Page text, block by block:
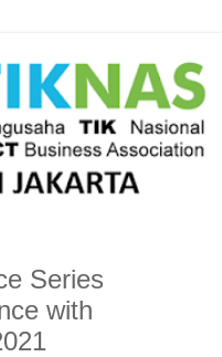
Series
with